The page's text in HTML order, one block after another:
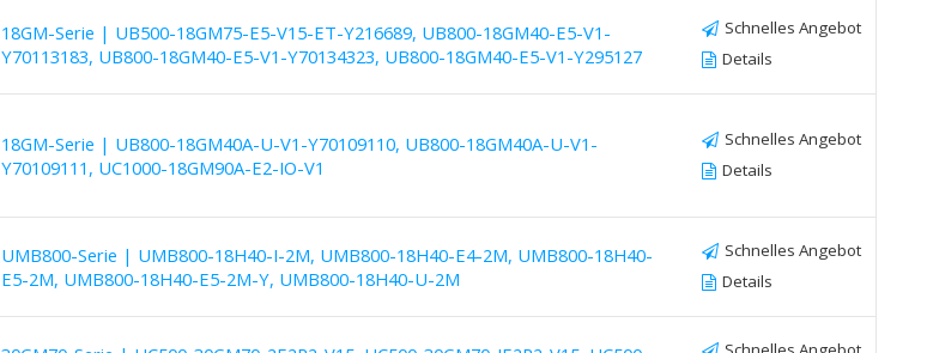
18GM-Serie | UB500-18GM75-E5-V15-ET-Y216689, UB800-18GM40-E5-V1-
Y70113183, UB800-18GM40-E5-V1-Y70134323, UB800-18GM40-E5-V1-Y295127
Schnelles Angebot
Details
18GM-Serie | UB800-18GM40A-U-V1-Y70109110, UB800-18GM40A-U-V1-
Y70109111, UC1000-18GM90A-E2-IO-V1
Schnelles Angebot
Details
UMB800-Serie | UMB800-18H40-I-2M, UMB800-18H40-E4-2M, UMB800-18H40-
E5-2M, UMB800-18H40-E5-2M-Y, UMB800-18H40-U-2M
Schnelles Angebot
Details